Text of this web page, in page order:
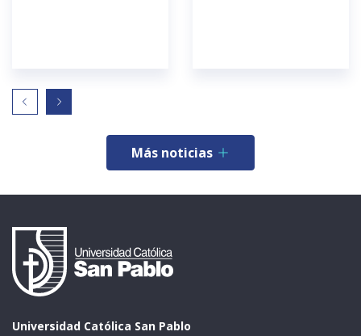
Más noticias
Universidad Católica San Pablo